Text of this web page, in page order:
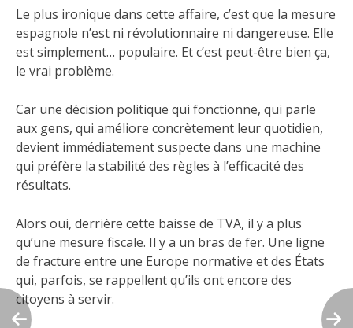
Le plus ironique dans cette affaire, c’est que la mesure
espagnole n’est ni révolutionnaire ni dangereuse. Elle
est simplement… populaire. Et c’est peut-être bien ça,
le vrai problème.
Car une décision politique qui fonctionne, qui parle
aux gens, qui améliore concrètement leur quotidien,
devient immédiatement suspecte dans une machine
qui préfère la stabilité des règles à l’efficacité des
résultats.
Alors oui, derrière cette baisse de TVA, il y a plus
qu’une mesure fiscale. Il y a un bras de fer. Une ligne
de fracture entre une Europe normative et des États
qui, parfois, se rappellent qu’ils ont encore des
citoyens à servir.